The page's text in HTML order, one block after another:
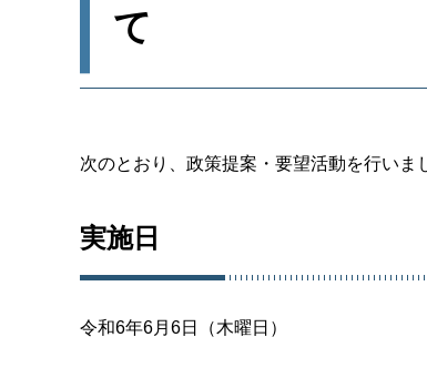
て
次のとおり、政策提案・要望活動を行いま
実施日
令和6年6月6日（木曜日）